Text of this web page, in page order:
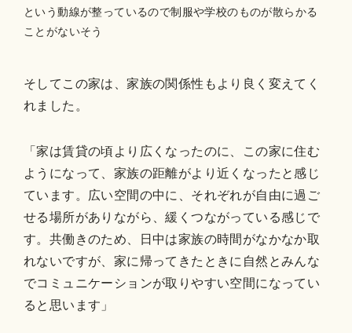
という動線が整っているので制服や学校のものが散らかる
ことがないそう
そしてこの家は、家族の関係性もより良く変えてく
れました。
「家は賃貸の頃より広くなったのに、この家に住む
ようになって、家族の距離がより近くなったと感じ
ています。広い空間の中に、それぞれが自由に過ご
せる場所がありながら、緩くつながっている感じで
す。共働きのため、日中は家族の時間がなかなか取
れないですが、家に帰ってきたときに自然とみんな
でコミュニケーションが取りやすい空間になってい
ると思います」